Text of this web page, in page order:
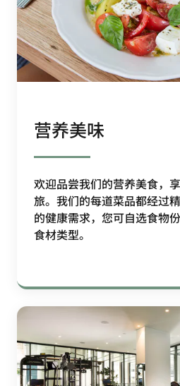
营养美味
欢迎品尝我们的营养美食，
旅。我们的每道菜品都经过
的健康需求，您可自选食物
食材类型。